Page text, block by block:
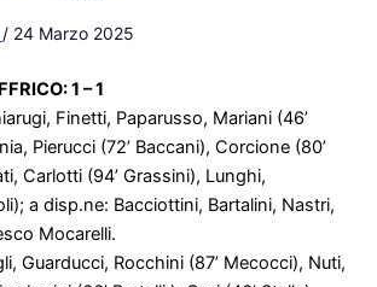
/ 24 Marzo 2025
1 – 1
Finetti, Paparusso, Mariani (46’
Pierucci (72’ Baccani), Corcione (80’
Carlotti (94’ Grassini), Lunghi,
a disp.ne: Bacciottini, Bartalini, Nastri,
Mocarelli.
Guarducci, Rocchini (87’ Mecocci), Nuti,